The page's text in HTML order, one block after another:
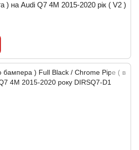
) на Audi Q7 4M 2015-2020 рік ( V2 )